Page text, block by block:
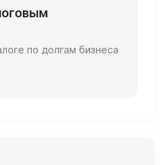
по долгам бизнеса